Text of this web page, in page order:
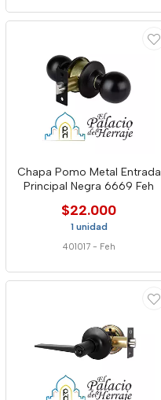
Chapa Pomo Metal Entrada
Principal Negra 6669 Feh
$22.000
1 unidad
401017 - Feh